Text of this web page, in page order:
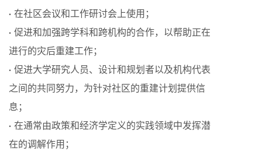
· 在社区会议和工作研讨会上使用；
· 促进和加强跨学科和跨机构的合作，以帮助正在
进行的灾后重建工作；
· 促进大学研究人员、设计和规划者以及机构代表
之间的共同努力，为针对社区的重建计划提供信
息；
· 在通常由政策和经济学定义的实践领域中发挥潜
在的调解作用；